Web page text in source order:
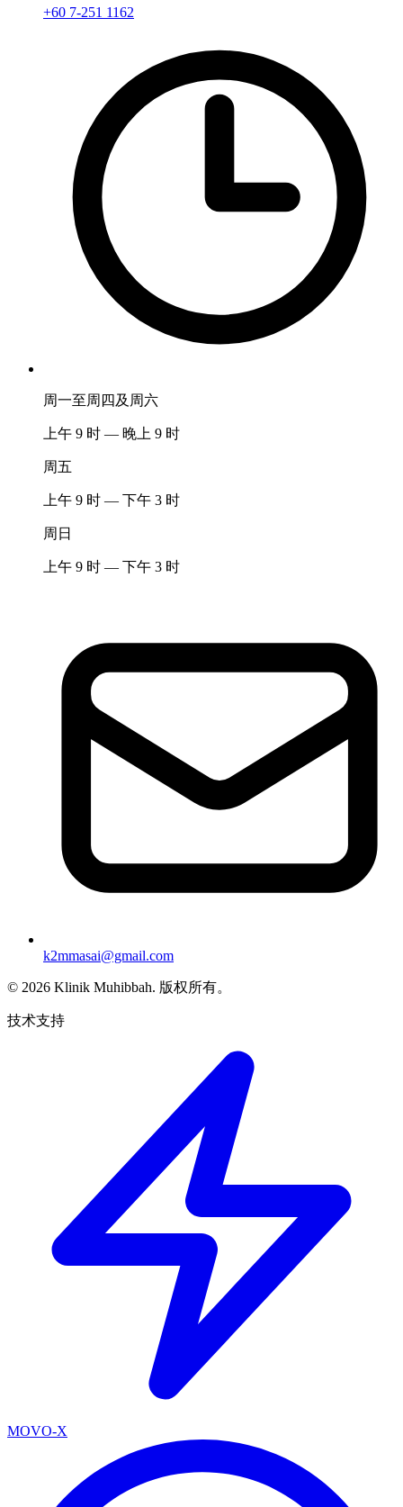
+60 7-251 1162
周一至周四及周六
上午 9 时 — 晚上 9 时
周五
上午 9 时 — 下午 3 时
周日
上午 9 时 — 下午 3 时
k2mmasai@gmail.com
© 2026 Klinik Muhibbah. 版权所有。
技术支持
MOVO-X